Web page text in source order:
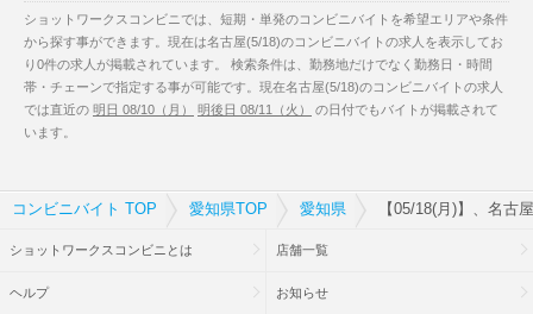
ショットワークスコンビニでは、短期・単発のコンビニバイトを希望エリアや条件
から探す事ができます。現在は名古屋(5/18)のコンビニバイトの求人を表示してお
り0件の求人が掲載されています。 検索条件は、勤務地だけでなく勤務日・時間
帯・チェーンで指定する事が可能です。現在名古屋(5/18)のコンビニバイトの求人
では直近の 明日 08/10（月） 明後日 08/11（火）
の日付でもバイトが掲載されて
います。
コンビニバイト TOP 愛知県TOP 愛知県 【05/18(月)】、名古
ショットワークスコンビニとは 店舗一覧
ヘルプ お知らせ